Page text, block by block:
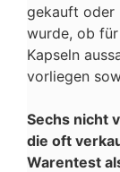
gekauft oder
wurde, ob
Kapseln
vorliegen
Sechs nicht
die oft
Warentest